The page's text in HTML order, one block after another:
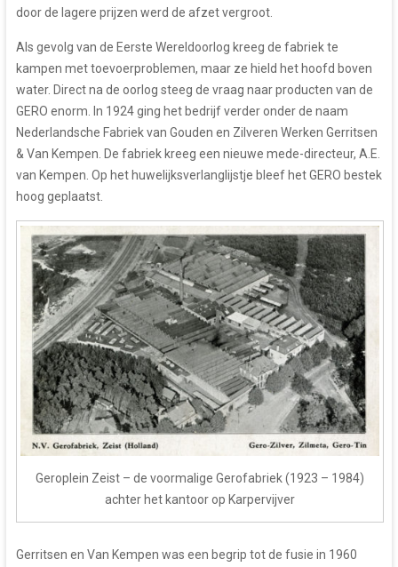
door de lagere prijzen werd de afzet vergroot.
Als gevolg van de Eerste Wereldoorlog kreeg de fabriek te
kampen met toevoerproblemen, maar ze hield het hoofd boven
water. Direct na de oorlog steeg de vraag naar producten van de
GERO enorm. In 1924 ging het bedrijf verder onder de naam
Nederlandsche Fabriek van Gouden en Zilveren Werken Gerritsen
& Van Kempen. De fabriek kreeg een nieuwe mede-directeur, A.E.
van Kempen. Op het huwelijksverlanglijstje bleef het GERO bestek
hoog geplaatst.
Geroplein Zeist – de voormalige Gerofabriek (1923 – 1984)
achter het kantoor op Karpervijver
Gerritsen en Van Kempen was een begrip tot de fusie in 1960